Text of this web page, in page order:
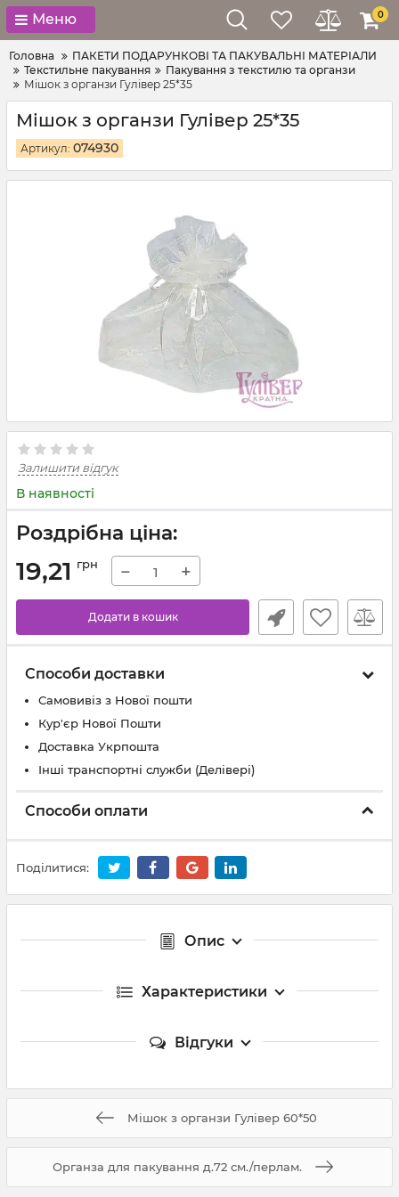
Меню 0
Головна
ПАКЕТИ ПОДАРУНКОВІ ТА ПАКУВАЛЬНІ МАТЕРІАЛИ
Текстильне пакування
Пакування з текстилю та органзи
Мішок з органзи Гулівер 25*35
Мішок з органзи Гулівер 25*35
Артикул: 074930
Залишити відгук
В наявності
Роздрібна ціна:
19,21 грн − +
Додати в кошик
Способи доставки
Самовивіз з Нової пошти
Кур'єр Нової Пошти
Доставка Укрпошта
Інші транспортні служби (Делівері)
Способи оплати
Поділитися:
Опис
Характеристики
Відгуки
Мішок з органзи Гулівер 60*50
Органза для пакування д.72 см./перлам.